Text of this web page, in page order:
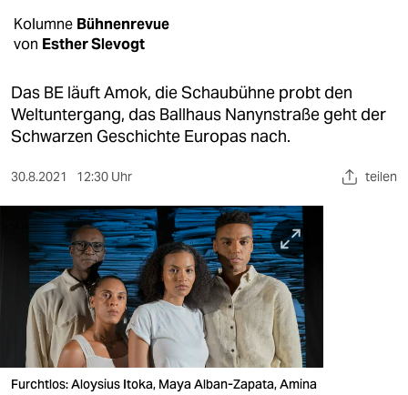
gesellschaft
kultur
sport
berlin
nord
wahrheit
verlag
verlag
veranstaltungen
Kolumne Bühnenrevue
von Esther Slevogt
Das BE läuft Amok, die Schaubühne probt den
Weltuntergang, das Ballhaus Nanynstraße geht der
Schwarzen Geschichte Europas nach.
30.8.2021 12:30 Uhr teilen
Furchtlos: Aloysius Itoka, Maya Alban-Zapata, Amina